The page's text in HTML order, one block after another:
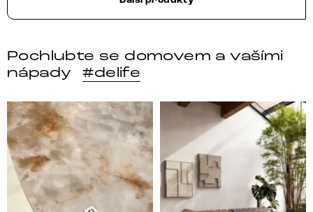
Pochlubte se domovem a vašími
nápady
#delife
DELIFE – Nábytek, který promění dům v domov. Domo
Místo, kam se budeš těšit